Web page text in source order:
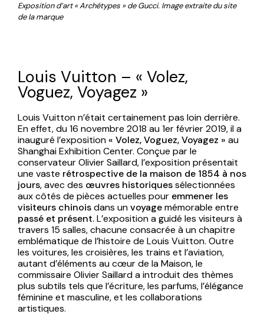
Exposition d’art « Archétypes » de Gucci. Image extraite du site
de la marque
Louis Vuitton – « Volez,
Voguez, Voyagez »
Louis Vuitton n’était certainement pas loin derrière.
En effet, du 16 novembre 2018 au 1er février 2019, il a
inauguré l’exposition« Volez, Voguez, Voyagez » au
Shanghai Exhibition Center. Conçue par le
conservateur Olivier Saillard, l’exposition présentait
une vaste rétrospective de la maison de 1854 à nos
jours, avec des œuvres historiquessélectionnées
aux côtés de pièces actuelles pour emmener les
visiteurs chinoisdans unvoyagemémorable entre
passé et présent.L’exposition a guidé les visiteurs à
travers 15 salles, chacune consacrée à un chapitre
emblématique de l’histoire de Louis Vuitton. Outre
les voitures, les croisières, les trains et l’aviation,
autant d’éléments au cœur de la Maison, le
commissaire Olivier Saillard a introduit des thèmes
plus subtils tels que l’écriture, les parfums, l’élégance
féminine et masculine, et les collaborations
artistiques.